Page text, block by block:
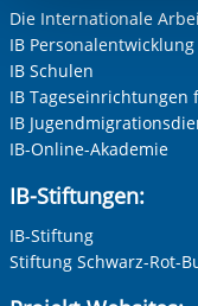
berechtigter
Einwilligung.
Die Internationale
IB Personalentwicklung
IB Schulen
IB Tageseinrichtungen
IB
IB-Online-Akademie
IB-Stiftungen:
IB-Stiftung
Stiftung Schwarz-Rot-